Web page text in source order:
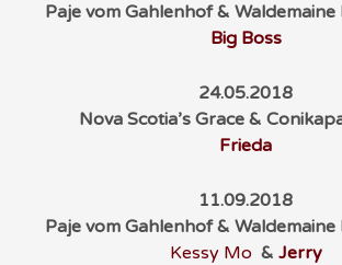
Paje vom Gahlenhof &
Big Boss
24.05.2018
Nova Scotia’s Grace &
Frieda
11.09.2018
Paje vom Gahlenhof &
Kessy Mo & Jerry